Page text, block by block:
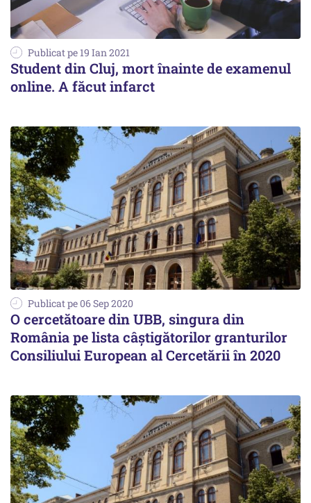
Publicat pe 19 Ian 2021
Student din Cluj, mort înainte de examenul
online. A făcut infarct
Publicat pe 06 Sep 2020
O cercetătoare din UBB, singura din
România pe lista câştigătorilor granturilor
Consiliului European al Cercetării în 2020